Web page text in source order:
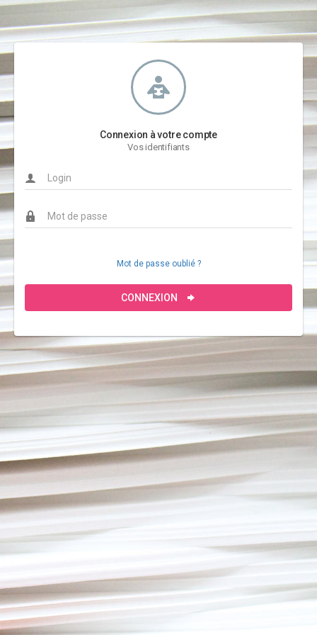
Connexion à votre compte
Vos identifiants
Mot de passe oublié ?
CONNEXION